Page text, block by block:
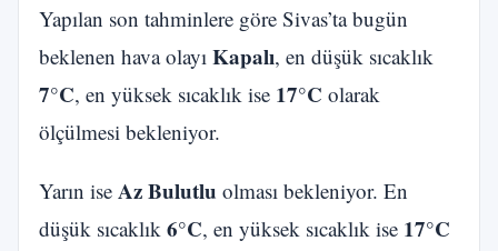
Yapılan son tahminlere göre Sivas’ta bugün
beklenen hava olayı Kapalı, en düşük sıcaklık
7°C, en yüksek sıcaklık ise 17°C olarak
ölçülmesi bekleniyor.
Yarın ise Az Bulutlu olması bekleniyor. En
düşük sıcaklık 6°C, en yüksek sıcaklık ise 17°C